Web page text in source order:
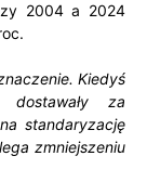
2004 a 2024
Kiedyś
dostawały za
standaryzację
zmniejszeniu